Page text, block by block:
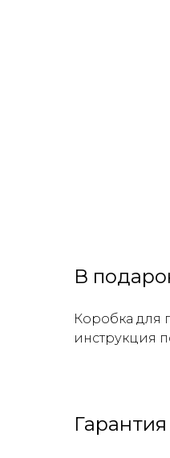
В
Коробка для
инструкция